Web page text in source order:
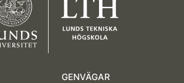
GENVÄGAR